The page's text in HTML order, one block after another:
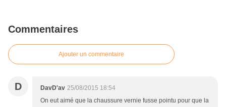
Commentaires
Ajouter un commentaire
D DavD'av 25/08/2015 18:54
On eut aimé que la chaussure vernie fusse pointu pour que la